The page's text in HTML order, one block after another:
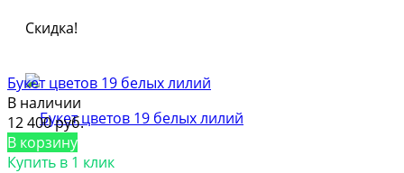
Скидка!
Букет цветов 19 белых лилий
В наличии
12 400 руб.
В корзину
Купить в 1 клик